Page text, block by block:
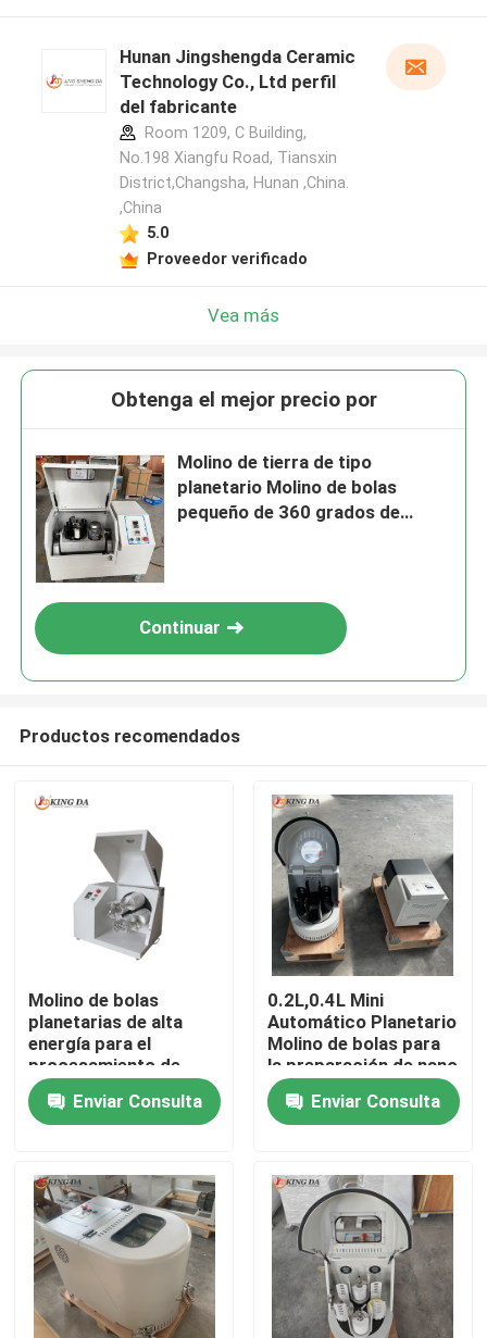
Inicio
Productos
Sobre nosotros
Hunan Jingshengda Ceramic
Technology Co., Ltd perfil
del fabricante
Room 1209, C Building,
No.198 Xiangfu Road, Tiansxin
District,Changsha, Hunan ,China.
,China
5.0
Proveedor verificado
Vea más
Obtenga el mejor precio por
Molino de tierra de tipo
planetario Molino de bolas
pequeño de 360 grados de
Continuar
Productos recomendados
Molino de bolas
planetarias de alta
energía para el
procesamiento de
materiales de
laboratorio de
molienda de polvo
Enviar Consulta
0.2L,0.4L Mini
Automático Planetario
Molino de bolas para
la preparación de nano
polvo Investigación
avanzada de
materiales
Enviar Consulta